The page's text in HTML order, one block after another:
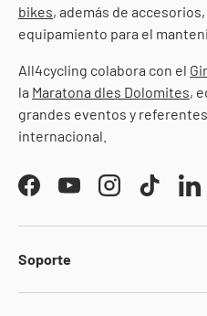
bikes, además de
equipamiento para el
All4cycling colabora con el
la Maratona dles Dolomites,
grandes eventos y
internacional.
FacebookYouTubeInstagramTikTok
Soporte